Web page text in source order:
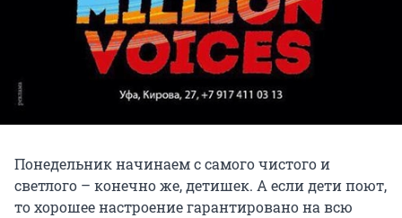
Понедельник начинаем с самого чистого и
светлого – конечно же, детишек. А если дети поют,
то хорошее настроение гарантировано на всю